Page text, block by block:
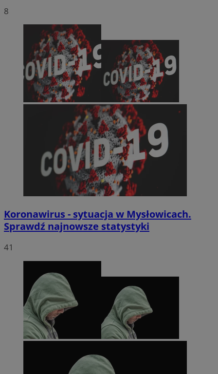
8
Koronawirus - sytuacja w Mysłowicach.
Sprawdź najnowsze statystyki
41